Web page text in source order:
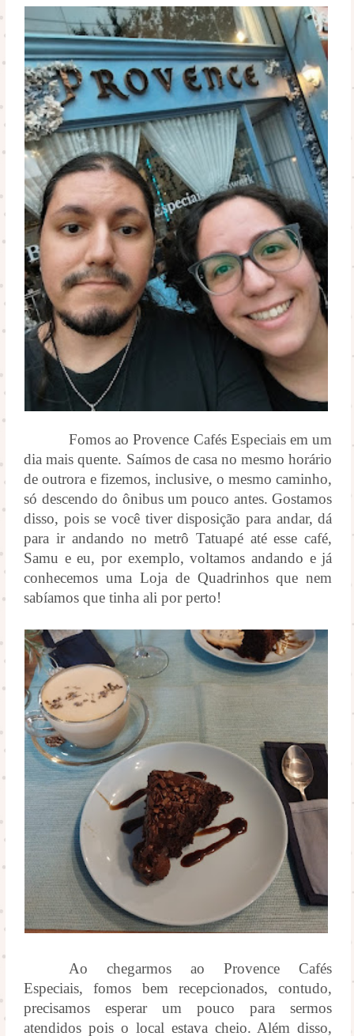
Fomos ao Provence Cafés Especiais em um
dia mais quente. Saímos de casa no mesmo horário
de outrora e fizemos, inclusive, o mesmo caminho,
só descendo do ônibus um pouco antes. Gostamos
disso, pois se você tiver disposição para andar, dá
para ir andando no metrô Tatuapé até esse café,
Samu e eu, por exemplo, voltamos andando e já
conhecemos uma Loja de Quadrinhos que nem
sabíamos que tinha ali por perto!
Ao chegarmos ao Provence Cafés
Especiais, fomos bem recepcionados, contudo,
precisamos esperar um pouco para sermos
atendidos pois o local estava cheio. Além disso,